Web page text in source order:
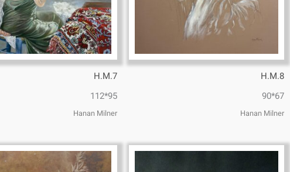
H.M.8
67*90
Hanan Milner
H.M.7
95*112
Hanan Milner